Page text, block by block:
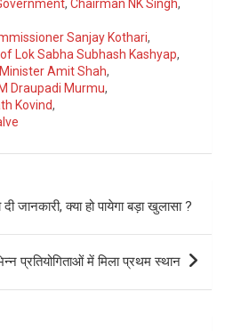
, Chairman NK Singh,
Sanjay Kothari,
Lok Sabha Subhash Kashyap,
Amit Shah,
Draupadi Murmu,
Kovind,
जानकारी, क्या हो पायेगा बड़ा खुलासा ?
प्रतियोगिताओं में मिला प्रथम स्थान